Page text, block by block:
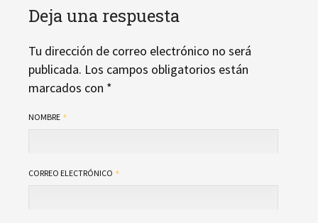
Deja una respuesta
Tu dirección de correo electrónico no será
publicada. Los campos obligatorios están
marcados con *
NOMBRE
CORREO ELECTRÓNICO